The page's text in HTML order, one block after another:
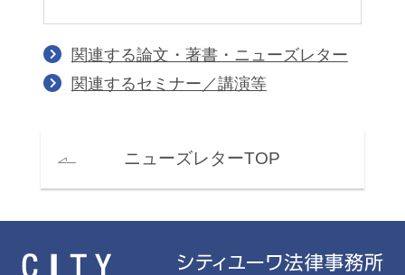
関連する論文・著書・ニューズレター
関連するセミナー／講演等
ニューズレターTOP